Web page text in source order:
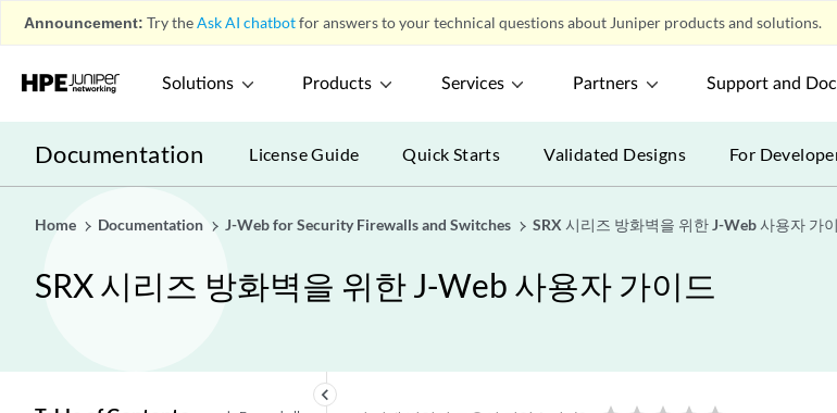
Announcement: Try theAsk AI chatbotfor answers to your technical questions about Juniper products and solutions.
Solutions Products Services Partners Support and
Documentation License Guide Quick Starts Validated Designs For
Home Documentation J-Web for Security Firewalls and Switches SRX 시리즈 방화벽을 위한 J-Web 사용자 가
SRX 시리즈 방화벽을 위한 J-Web 사용자 가이드
keyboard_arrow_left